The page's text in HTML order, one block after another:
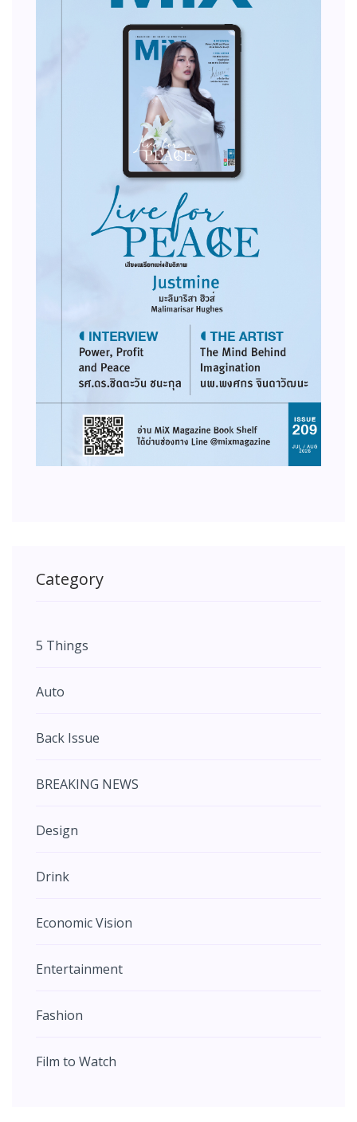
Category
5 Things
Auto
Back Issue
BREAKING NEWS
Design
Drink
Economic Vision
Entertainment
Fashion
Film to Watch